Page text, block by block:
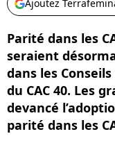
Ajoutez
Parité dans les
seraient
dans les
du CAC 40. Les
devancé
parité dans les